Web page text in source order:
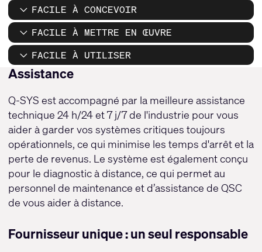
FACILE À CONCEVOIR
FACILE À METTRE EN ŒUVRE
FACILE À UTILISER
Assistance
Q-SYS est accompagné par la meilleure assistance
technique 24 h/24 et 7 j/7 de l'industrie pour vous
aider à garder vos systèmes critiques toujours
opérationnels, ce qui minimise les temps d'arrêt et la
perte de revenus. Le système est également conçu
pour le diagnostic à distance, ce qui permet au
personnel de maintenance et d’assistance de QSC
de vous aider à distance.
Fournisseur unique : un seul responsable